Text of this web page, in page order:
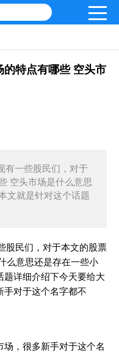
的特点有哪些 空头市
有一些股民们，对于
空头市场是什么意思
文就是针对这个话题
股民们，对于本文的股票
么意思还是存在一些小
题详细介绍下今天要给大
手对于这个名字都不
，很多新手对于这个名